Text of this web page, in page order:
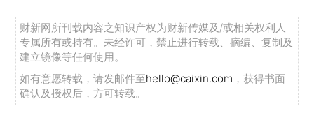
财新网所刊载内容之知识产权为财新传媒及/或相关权利人
专属所有或持有。未经许可，禁止进行转载、摘编、复制及
建立镜像等任何使用。
如有意愿转载，请发邮件至hello@caixin.com ，获得书面
确认及授权后，方可转载。